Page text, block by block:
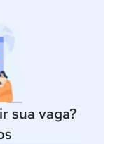
sua vaga?